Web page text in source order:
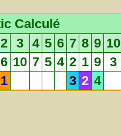
Calculé
2 3 4 5 6 7 8 9 10
6 10 7 5 4 2 1 9
3
1 3 2 4